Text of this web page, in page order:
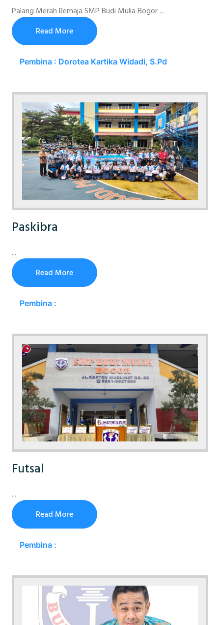
Palang Merah Remaja SMP Budi Mulia Bogor ...
Read More
Pembina : Dorotea Kartika Widadi, S.Pd
Paskibra
...
Read More
Pembina :
Futsal
...
Read More
Pembina :